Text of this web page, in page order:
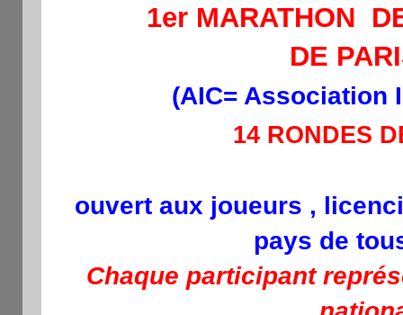
1er MARATHON
DE
(AIC= Association
14 RONDES
ouvert aux joueurs ,
pays de
Chaque participant